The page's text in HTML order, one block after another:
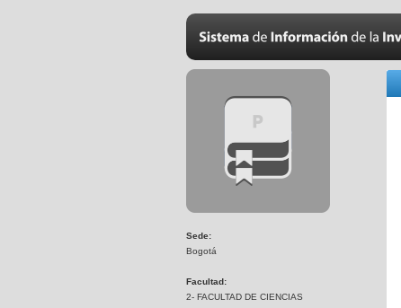
Sede:
Bogotá
Facultad:
2- FACULTAD DE CIENCIAS